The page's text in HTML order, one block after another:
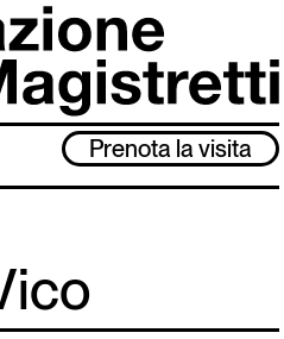
Prenota la visita